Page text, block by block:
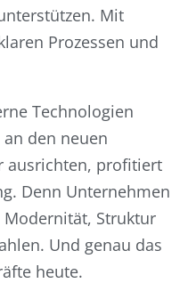
Mit
Prozessen und
Technologien
den neuen
ausrichten, profitiert
Denn Unternehmen
Struktur
Und genau das
heute.